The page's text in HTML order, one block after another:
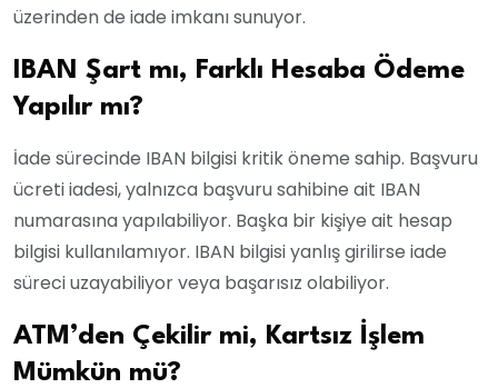
üzerinden de iade imkanı sunuyor.
IBAN Şart mı, Farklı Hesaba Ödeme
Yapılır mı?
İade sürecinde IBAN bilgisi kritik öneme sahip. Başvuru
ücreti iadesi, yalnızca başvuru sahibine ait IBAN
numarasına yapılabiliyor. Başka bir kişiye ait hesap
bilgisi kullanılamıyor. IBAN bilgisi yanlış girilirse iade
süreci uzayabiliyor veya başarısız olabiliyor.
ATM’den Çekilir mi, Kartsız İşlem
Mümkün mü?